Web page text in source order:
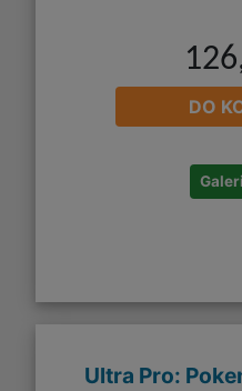
DO
Ultra Pro: